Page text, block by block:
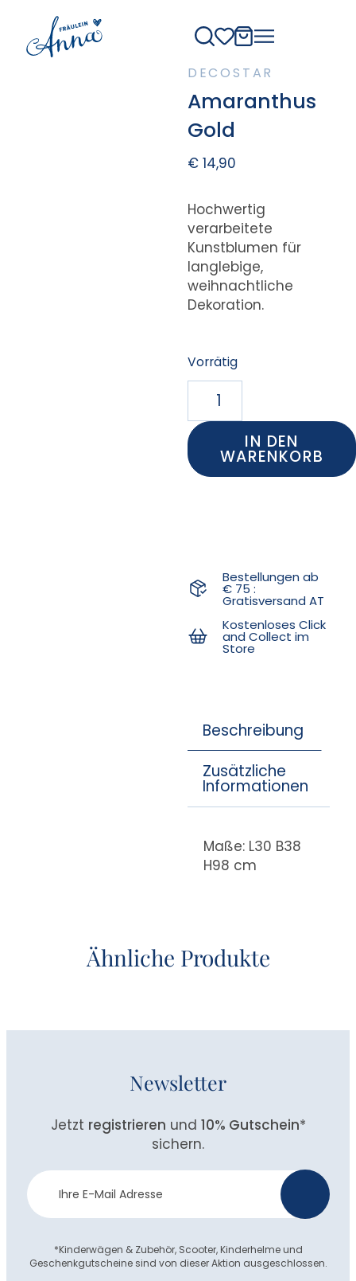
DECOSTAR
Amaranthus
Gold
€14,90
Hochwertig
verarbeitete
Kunstblumen für
langlebige,
weihnachtliche
Dekoration.
Vorrätig
IN DEN
WARENKORB
Bestellungen ab
€ 75 :
Gratisversand AT
Kostenloses Click
and Collect im
Store
Beschreibung
Zusätzliche
Informationen
Maße: L30 B38
H98 cm
Ähnliche Produkte
Newsletter
Jetzt registrieren und 10% Gutschein*
sichern.
Newsletter
Anmeldung
*Kinderwägen & Zubehör, Scooter, Kinderhelme und
Geschenkgutscheine sind von dieser Aktion ausgeschlossen.